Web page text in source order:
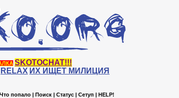
SKOTOCHAT!!!
RELAX ИХ ИЩЕТ МИЛИЦИЯ
Что попало | Поиск | Статус | Сетуп | HELP!